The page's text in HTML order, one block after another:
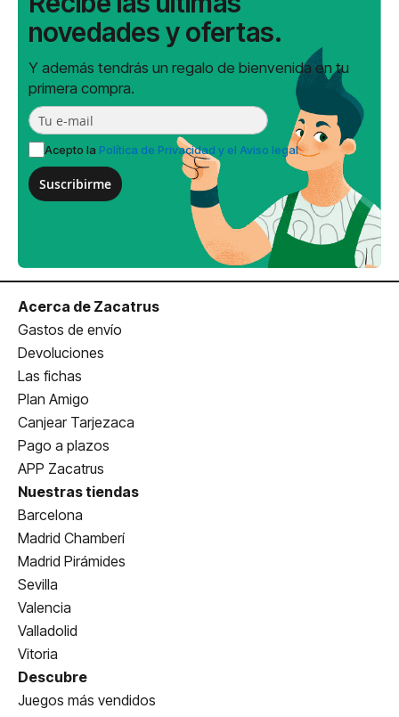
novedades y ofertas.
Y además tendrás un regalo de bienvenida en tu
primera compra.
Acepto la Política de Privacidad y el Aviso legal
Suscribirme
Acerca de Zacatrus
Gastos de envío
Devoluciones
Las fichas
Plan Amigo
Canjear Tarjezaca
Pago a plazos
APP Zacatrus
Nuestras tiendas
Barcelona
Madrid Chamberí
Madrid Pirámides
Sevilla
Valencia
Valladolid
Vitoria
Descubre
Juegos más vendidos